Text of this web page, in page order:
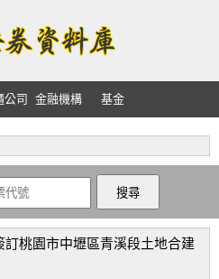
公司 金融機構 基金
桃園市中壢區青溪段土地合建